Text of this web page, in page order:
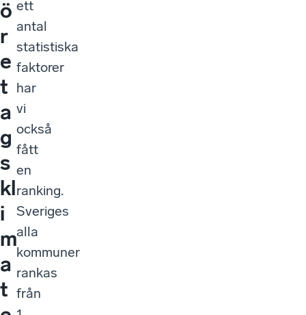
ö
r
e
t
a
g
s
kl
i
m
a
t
ett
antal
statistiska
faktorer
har
vi
också
fått
en
ranking.
Sveriges
alla
kommuner
rankas
från